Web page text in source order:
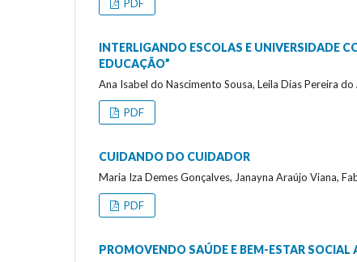
PDF
INTERLIGANDO ESCOLAS E UNIVERSIDADE
EDUCAÇÃO”
Ana Isabel do Nascimento Sousa, Leila Dias Pereira do
PDF
CUIDANDO DO CUIDADOR
Maria Iza Demes Gonçalves, Janayna Araújo Viana,
PDF
PROMOVENDO SAÚDE E BEM-ESTAR